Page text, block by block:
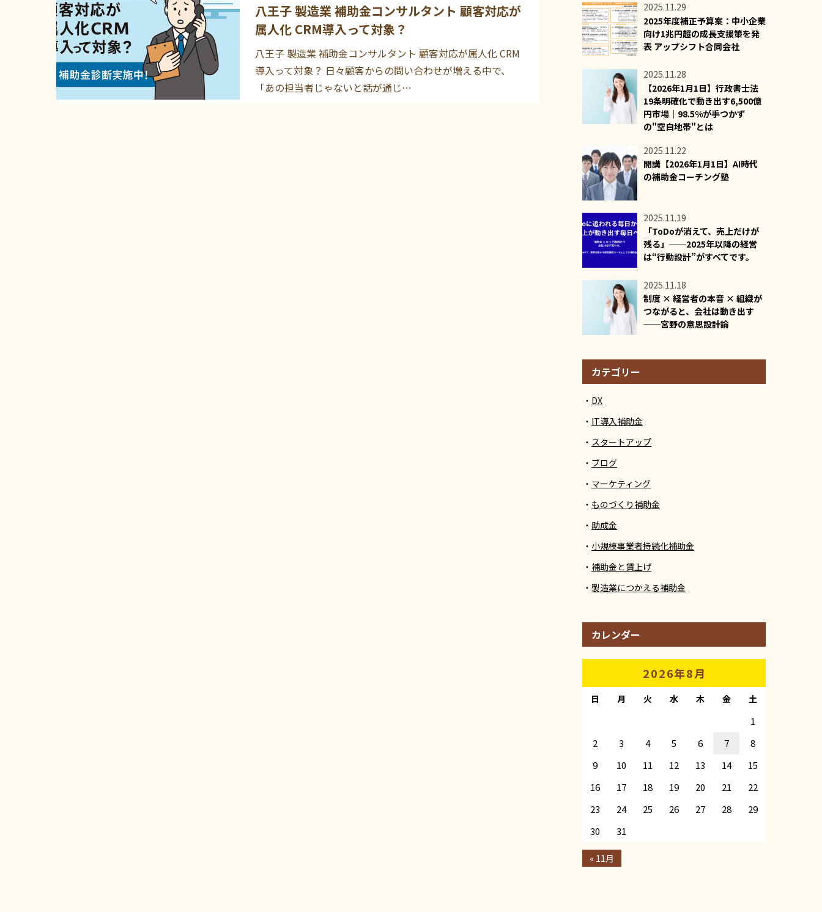
八王子 製造業 補助金コンサルタント 顧客対応が
属人化 CRM導入って対象？
八王子 製造業 補助金コンサルタント 顧客対応が属人化 CRM
導入って対象？ 日々顧客からの問い合わせが増える中で、
「あの担当者じゃないと話が通じ…
2025.11.29
2025年度補正予算案：中小企業
向け1兆円超の成長支援策を発
表 アップシフト合同会社
2025.11.28
【2026年1月1日】行政書士法
19条明確化で動き出す6,500億
円市場｜98.5%が手つかず
の"空白地帯"とは
2025.11.22
開講【2026年1月1日】AI時代
の補助金コーチング塾
2025.11.19
「ToDoが消えて、売上だけが
残る」──2025年以降の経営
は“行動設計”がすべてです。
2025.11.18
制度 × 経営者の本音 × 組織が
つながると、会社は動き出す
──宮野の意思設計論
カテゴリー
DX
IT導入補助金
スタートアップ
ブログ
マーケティング
ものづくり補助金
助成金
小規模事業者持続化補助金
補助金と賃上げ
製造業につかえる補助金
カレンダー
2026年8月
日 月 火 水 木 金 土
1
2
3 4 5 6 7
8
9
10 11 12 13 14
15
16
17 18 19 20 21
22
23
24 25 26 27 28
29
30
31
« 11月